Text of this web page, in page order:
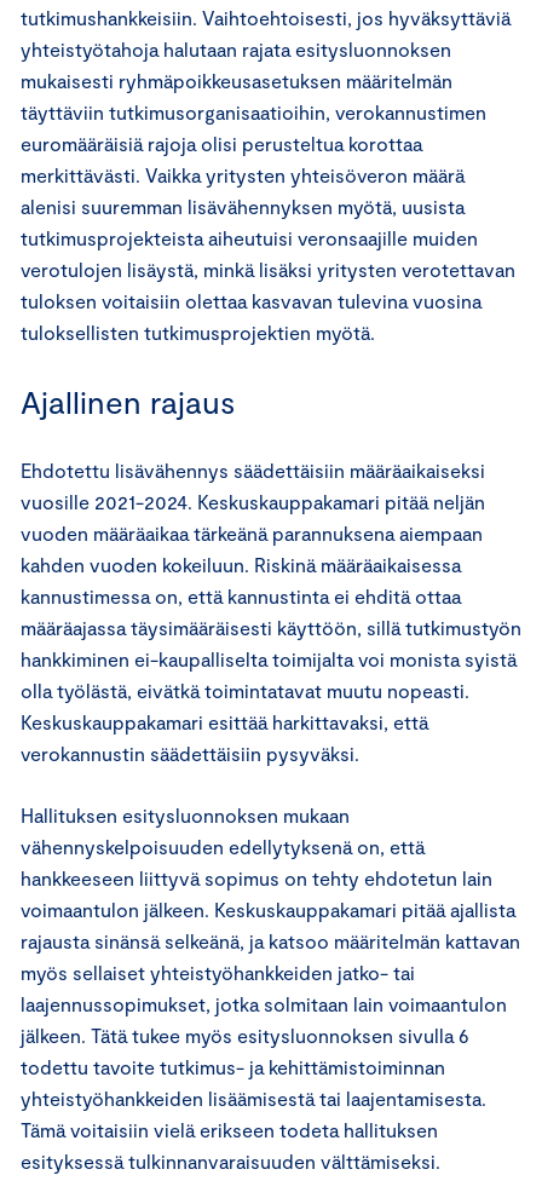
tutkimushankkeisiin. Vaihtoehtoisesti, jos hyväksyttäviä
yhteistyötahoja halutaan rajata esitysluonnoksen
mukaisesti ryhmäpoikkeusasetuksen määritelmän
täyttäviin tutkimusorganisaatioihin, verokannustimen
euromääräisiä rajoja olisi perusteltua korottaa
merkittävästi. Vaikka yritysten yhteisöveron määrä
alenisi suuremman lisävähennyksen myötä, uusista
tutkimusprojekteista aiheutuisi veronsaajille muiden
verotulojen lisäystä, minkä lisäksi yritysten verotettavan
tuloksen voitaisiin olettaa kasvavan tulevina vuosina
tuloksellisten tutkimusprojektien myötä.
Ajallinen rajaus
Ehdotettu lisävähennys säädettäisiin määräaikaiseksi
vuosille 2021-2024. Keskuskauppakamari pitää neljän
vuoden määräaikaa tärkeänä parannuksena aiempaan
kahden vuoden kokeiluun. Riskinä määräaikaisessa
kannustimessa on, että kannustinta ei ehditä ottaa
määräajassa täysimääräisesti käyttöön, sillä tutkimustyön
hankkiminen ei-kaupalliselta toimijalta voi monista syistä
olla työlästä, eivätkä toimintatavat muutu nopeasti.
Keskuskauppakamari esittää harkittavaksi, että
verokannustin säädettäisiin pysyväksi.
Hallituksen esitysluonnoksen mukaan
vähennyskelpoisuuden edellytyksenä on, että
hankkeeseen liittyvä sopimus on tehty ehdotetun lain
voimaantulon jälkeen. Keskuskauppakamari pitää ajallista
rajausta sinänsä selkeänä, ja katsoo määritelmän kattavan
myös sellaiset yhteistyöhankkeiden jatko- tai
laajennussopimukset, jotka solmitaan lain voimaantulon
jälkeen. Tätä tukee myös esitysluonnoksen sivulla 6
todettu tavoite tutkimus- ja kehittämistoiminnan
yhteistyöhankkeiden lisäämisestä tai laajentamisesta.
Tämä voitaisiin vielä erikseen todeta hallituksen
esityksessä tulkinnanvaraisuuden välttämiseksi.